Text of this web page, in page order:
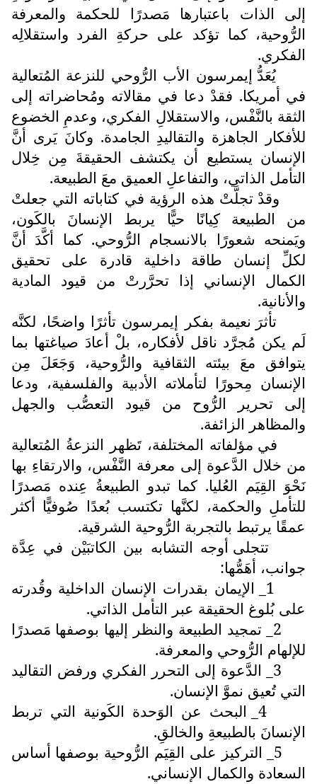
إلى الذات باعتبارها مَصدرًا للحكمة والمعرفة
الرُّوحية، كما تؤكد على حركةِ الفرد واستقلالِه
الفكري.
يُعَدُّ إيمرسون الأب الرُّوحي للنزعة المُتعالية
في أمريكا. فقدْ دعا في مقالاته ومُحاضراته إلى
الثقة بالنَّفْس، والاستقلالِ الفكري، وعدمِ الخضوع
للأفكار الجاهزة والتقاليدِ الجامدة. وكانَ يَرى أنَّ
الإنسان يستطيع أن يكتشف الحقيقةَ مِن خِلال
التأمل الذاتي، والتفاعلِ العميق معَ الطبيعة.
وقدْ تجلَّتْ هذه الرؤية في كتاباته التي جعلتْ
من الطبيعة كِيانًا حيًّا يربط الإنسانَ بالكَون،
ويَمنحه شعورًا بالانسجام الرُّوحي. كما أكَّدَ أنَّ
لكلِّ إنسان طاقة داخلية قادرة على تحقيق
الكمال الإنساني إذا تحرَّرتْ من قيود المادية
والأنانية.
تأثرَ نعيمة بفكر إيمرسون تأثرًا واضحًا، لكنَّه
لَم يكن مُجرَّد ناقل لأفكاره، بلْ أعادَ صياغتها بما
يتوافق معَ بيئته الثقافية والرُّوحية، وَجَعَلَ مِن
الإنسان مِحورًا لتأملاته الأدبية والفلسفية، ودعا
إلى تحرير الرُّوح من قيود التعصُّب والجهل
والمظاهر الزائفة.
في مؤلفاته المختلفة، تَظهر النزعةُ المُتعالية
من خلال الدَّعوة إلى معرفة النَّفْس، والارتقاءِ بها
نَحْوَ القِيَم العُليا. كما تبدو الطبيعةُ عِنده مَصدرًا
للتأملِ والحكمة، لكنَّها تكتسب بُعدًا صُوفيًّا أكثر
عمقًا يرتبط بالتجربة الرُّوحية الشرقية.
تتجلى أوجه التشابه بين الكاتبَيْن في عِدَّة
جوانب، أهَمُّها:
1_ الإيمان بقدرات الإنسان الداخلية وقُدرته
على بُلوغ الحقيقة عبر التأمل الذاتي.
2_ تمجيد الطبيعة والنظر إليها بوصفها مَصدرًا
للإلهام الرُّوحي والمعرفة.
3_ الدَّعوة إلى التحرر الفكري ورفض التقاليد
التي تُعيق نموَّ الإنسان.
4_ البحث عن الوَحدة الكَونية التي تربط
الإنسانَ بالطبيعةِ والخالقِ.
5_ التركيز على القِيَم الرُّوحية بوصفها أساس
السعادة والكمال الإنساني.